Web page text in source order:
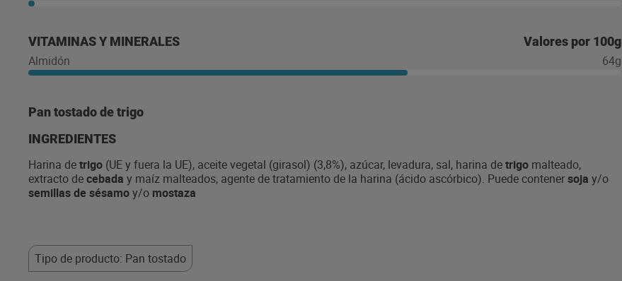
VITAMINAS Y MINERALES Valores por 100g
Almidón 64g
Pan tostado de trigo
INGREDIENTES
Harina detrigo (UE y fuera la UE), aceite vegetal (girasol) (3,8%), azúcar, levadura, sal, harina detrigo malteado,
extracto decebada y maíz malteados, agente de tratamiento de la harina (ácido ascórbico). Puede contenersoja y/o
semillas de sésamoy/o mostaza
Tipo de producto: Pan tostado